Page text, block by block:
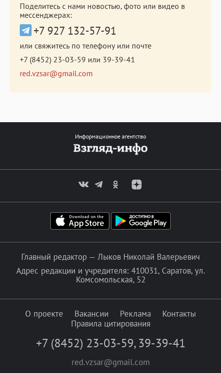
Поделитесь с нами новостью, фото или видео в
мессенджерах:
+7 927 132-57-91
или свяжитесь по телефону или почте
+7 (8452) 23-03-59 или 39-39-41
red.vzsar@gmail.com
Информационное агентство
Главный редактор — Лыков Николай Валерьевич
Адрес редакции и учредителя: 410031, Саратов, ул.
Комсомольская, 52
О проекте Вакансии Реклама
Контакты
Правила цитирования
+7 (8452) 23-03-59, 39-39-41
red.vzsar@gmail.com